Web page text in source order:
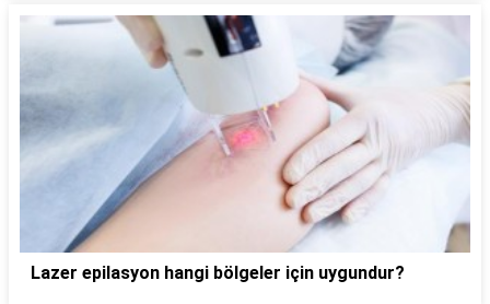
Lazer epilasyon hangi bölgeler için uygundur?